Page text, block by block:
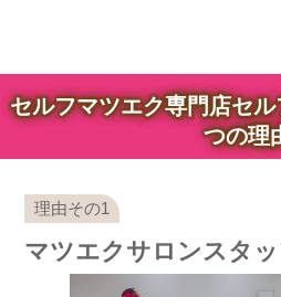
セルフマツエク専門店セ
つの理
マツエクサロンスタ